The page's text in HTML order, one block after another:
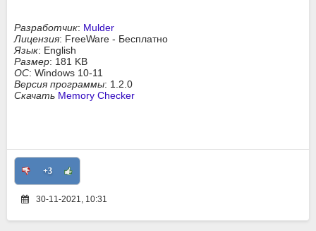
Разработчик: Mulder
Лицензия: FreeWare - Бесплатно
Язык: English
Размер: 181 KB
ОС: Windows 10-11
Версия программы: 1.2.0
Скачать Memory Checker
+3
30-11-2021, 10:31